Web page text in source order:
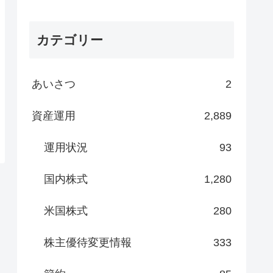
カテゴリー
あいさつ 2
資産運用 2,889
運用状況 93
国内株式 1,280
米国株式 280
株主優待変更情報 333